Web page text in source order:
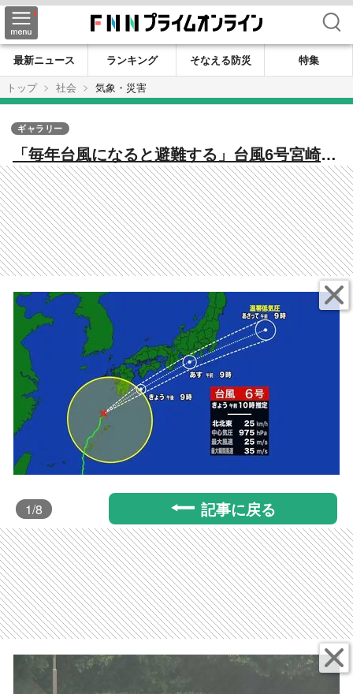
検索
最新ニュース ランキング そなえる防災
特集
トップ
社会 気象・災害
「毎年台風になると避難する」台風6号宮崎最
接近へ 線状降水帯による大雨に厳重警戒
宮崎・都城・串間全域に避難指示 交通網も
大幅な乱れ
ギャラリー
1/8 記事に戻る